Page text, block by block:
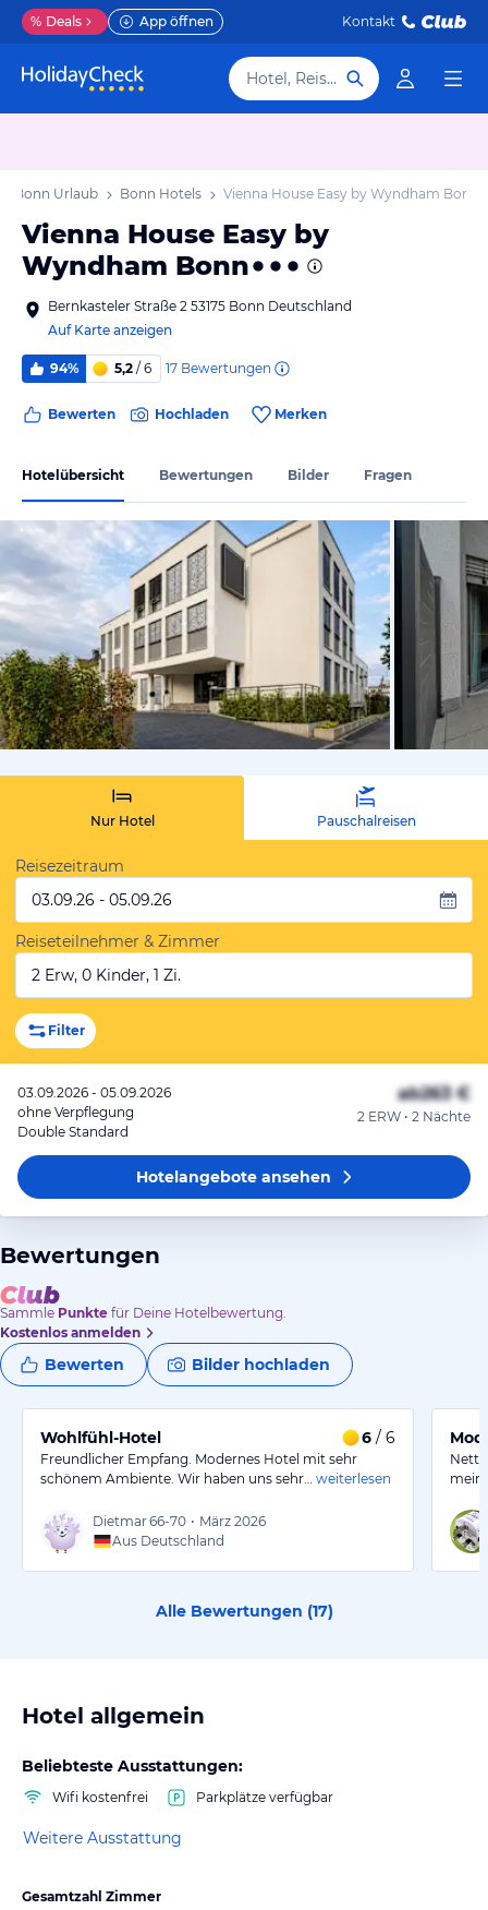
% Deals App öffnen Kontakt
Hotel, Reiseziel
Bonn Urlaub Bonn Hotels Vienna House Easy by Wyndham Bonn
Vienna House Easy by
Wyndham Bonn
Bernkasteler Straße 2 53175 Bonn Deutschland
Auf Karte anzeigen
94% 5,2 / 6 17 Bewertungen
Bewerten Hochladen Merken
Hotelübersicht Bewertungen Bilder Fragen
von
Nur Hotel Pauschalreisen
Reisezeitraum
03.09.26 - 05.09.26
Reiseteilnehmer & Zimmer
2 Erw, 0 Kinder, 1 Zi.
Filter
03.09.2026 - 05.09.2026
ohne Verpflegung
Double Standard
ab263 €
2 ERW • 2 Nächte
Hotelangeboteansehen
Bewertungen
Sammle Punkte für Deine Hotelbewertung.
Kostenlos anmelden
Bewerten Bilder hochladen
Wohlfühl-Hotel 6 / 6
Freundlicher Empfang. Modernes Hotel mit sehr
schönem Ambiente. Wir haben uns sehr…
weiterlesen
Dietmar66-70 • März 2026
Aus Deutschland
Nett
Alle Bewertungen (17)
Hotel allgemein
Beliebteste Ausstattungen:
Wifi kostenfrei Parkplätze verfügbar
Weitere Ausstattung
Gesamtzahl Zimmer